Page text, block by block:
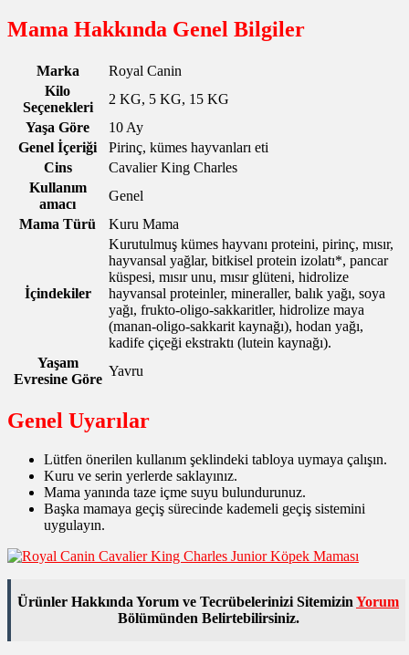
Mama Hakkında Genel Bilgiler
Marka
Royal Canin
Kilo
Seçenekleri
2 KG, 5 KG, 15 KG
Yaşa Göre
10 Ay
Genel İçeriği
Pirinç, kümes hayvanları eti
Cins
Cavalier King Charles
Kullanım
amacı
Genel
Mama Türü
Kuru Mama
İçindekiler
Kurutulmuş kümes hayvanı proteini, pirinç, mısır,
hayvansal yağlar, bitkisel protein izolatı*, pancar
küspesi, mısır unu, mısır glüteni, hidrolize
hayvansal proteinler, mineraller, balık yağı, soya
yağı, frukto-oligo-sakkaritler, hidrolize maya
(manan-oligo-sakkarit kaynağı), hodan yağı,
kadife çiçeği ekstraktı (lutein kaynağı).
Yaşam
Evresine Göre
Yavru
Genel Uyarılar
Lütfen önerilen kullanım şeklindeki tabloya uymaya çalışın.
Kuru ve serin yerlerde saklayınız.
Mama yanında taze içme suyu bulundurunuz.
Başka mamaya geçiş sürecinde kademeli geçiş sistemini
uygulayın.
Ürünler Hakkında Yorum ve Tecrübelerinizi Sitemizin Yorum
Bölümünden Belirtebilirsiniz.